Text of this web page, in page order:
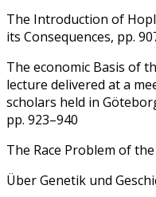
The Introduction of
its Consequences, pp.
The economic Basis of
lecture delivered at a
scholars held in
pp. 923–940
The Race Problem of
Über Genetik und